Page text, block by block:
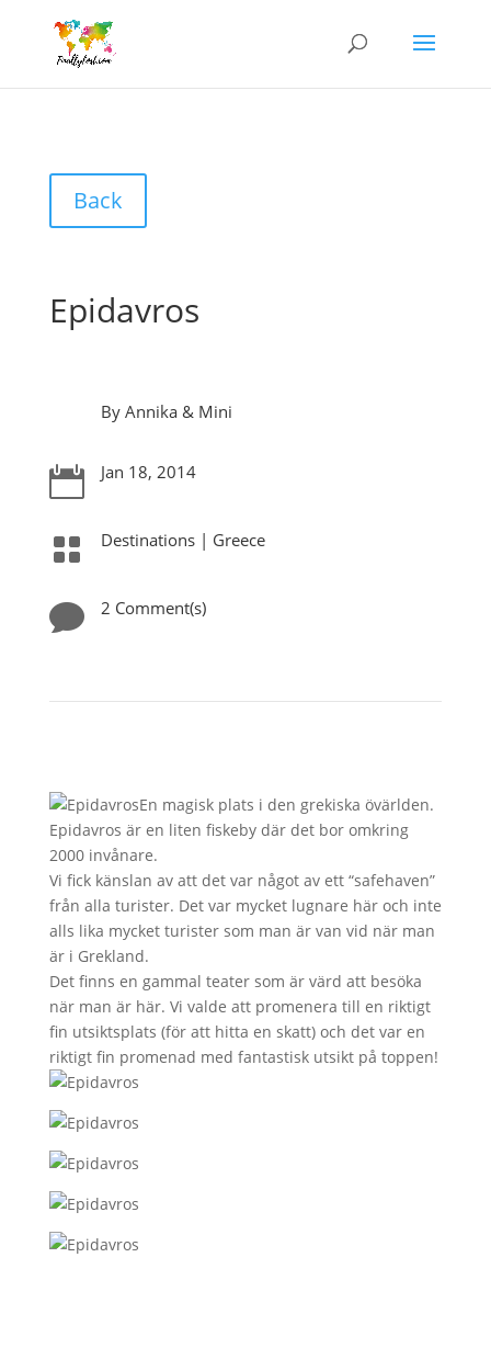
Back
Epidavros
By Annika & Mini
 Jan 18, 2014
 Destinations| Greece
 2 Comment(s)
En magisk plats i den grekiska övärlden.
Epidavros är en liten fiskeby där det bor omkring
2000 invånare.
Vi fick känslan av att det var något av ett “safehaven”
från alla turister. Det var mycket lugnare här och inte
alls lika mycket turister som man är van vid när man
är i Grekland.
Det finns en gammal teater som är värd att besöka
när man är här. Vi valde att promenera till en riktigt
fin utsiktsplats (för att hitta en skatt) och det var en
riktigt fin promenad med fantastisk utsikt på toppen!